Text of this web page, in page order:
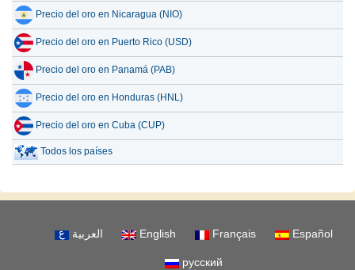
Precio del oro en Nicaragua (NIO)
Precio del oro en Puerto Rico (USD)
Precio del oro en Panamá (PAB)
Precio del oro en Honduras (HNL)
Precio del oro en Cuba (CUP)
Todos los países
العربية English Français Español
русский